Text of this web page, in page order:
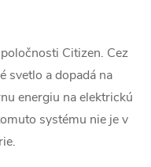
Citizen. Cez
svetlo a dopadá na
energiu na elektrickú
systému nie je v